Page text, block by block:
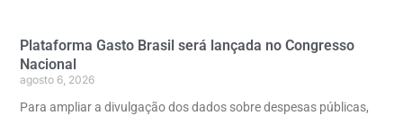
Plataforma Gasto Brasil será lançada no Congresso
Nacional
agosto 6, 2026
Para ampliar a divulgação dos dados sobre despesas públicas,